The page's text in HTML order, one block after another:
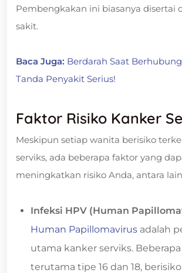
Pembengkakan ini biasanya disertai
sakit.
Baca Juga: Berdarah Saat
Tanda Penyakit Serius!
Faktor Risiko Kanker
Meskipun setiap wanita berisiko
serviks, ada beberapa faktor yang
meningkatkan risiko Anda, antara
Infeksi HPV (Human
Human Papillomavirus adalah
utama kanker serviks.
terutama tipe 16 dan 18,